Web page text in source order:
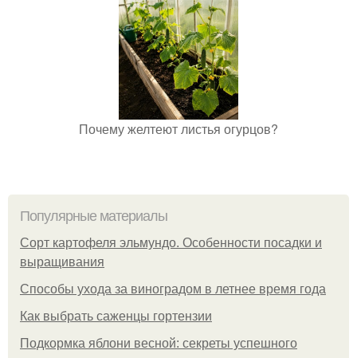
Почему желтеют листья огурцов?
Популярные материалы
Сорт картофеля эльмундо. Особенности посадки и
выращивания
Способы ухода за виноградом в летнее время года
Как выбрать саженцы гортензии
Подкормка яблони весной: секреты успешного